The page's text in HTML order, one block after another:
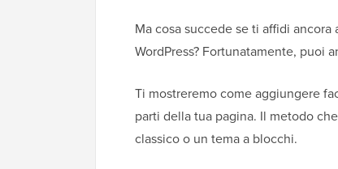
Ma cosa succede se ti affidi
WordPress? Fortunatamente, puoi
Ti mostreremo come aggiungere
parti della tua pagina. Il metodo
classico o un tema a blocchi.